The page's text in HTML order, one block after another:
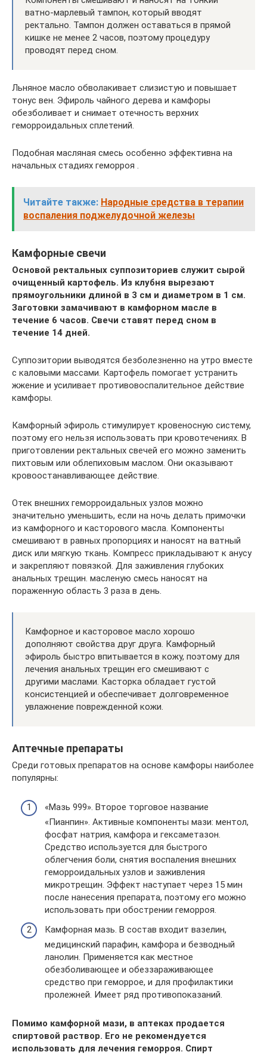
ватно-марлевый тампон, который вводят
ректально. Тампон должен оставаться в прямой
кишке не менее 2 часов, поэтому процедуру
проводят перед сном.
Льняное масло обволакивает слизистую и повышает
тонус вен. Эфироль чайного дерева и камфоры
обезболивает и снимает отечность верхних
геморроидальных сплетений.
Подобная масляная смесь особенно эффективна на
начальных стадиях геморроя .
Читайте также: Народные средства в терапии
воспаления поджелудочной железы
Камфорные свечи
Основой ректальных суппозиториев служит сырой
очищенный картофель. Из клубня вырезают
прямоугольники длиной в 3 см и диаметром в 1 см.
Заготовки замачивают в камфорном масле в
течение 6 часов. Свечи ставят перед сном в
течение 14 дней.
Суппозитории выводятся безболезненно на утро вместе
с каловыми массами. Картофель помогает устранить
жжение и усиливает противовоспалительное действие
камфоры.
Камфорный эфироль стимулирует кровеносную систему,
поэтому его нельзя использовать при кровотечениях. В
приготовлении ректальных свечей его можно заменить
пихтовым или облепиховым маслом. Они оказывают
кровоостанавливающее действие.
Отек внешних геморроидальных узлов можно
значительно уменьшить, если на ночь делать примочки
из камфорного и касторового масла. Компоненты
смешивают в равных пропорциях и наносят на ватный
диск или мягкую ткань. Компресс прикладывают к анусу
и закрепляют повязкой. Для заживления глубоких
анальных трещин. масленую смесь наносят на
пораженную область 3 раза в день.
Камфорное и касторовое масло хорошо
дополняют свойства друг друга. Камфорный
эфироль быстро впитывается в кожу, поэтому для
лечения анальных трещин его смешивают с
другими маслами. Касторка обладает густой
консистенцией и обеспечивает долговременное
увлажнение поврежденной кожи.
Аптечные препараты
Среди готовых препаратов на основе камфоры наиболее
популярны:
«Мазь 999». Второе торговое название
«Пианпин». Активные компоненты мази: ментол,
фосфат натрия, камфора и гексаметазон.
Средство используется для быстрого
облегчения боли, снятия воспаления внешних
геморроидальных узлов и заживления
микротрещин. Эффект наступает через 15 мин
после нанесения препарата, поэтому его можно
использовать при обострении геморроя.
Камфорная мазь. В состав входит вазелин,
медицинский парафин, камфора и безводный
ланолин. Применяется как местное
обезболивающее и обеззараживающее
средство при геморрое, и для профилактики
пролежней. Имеет ряд противопоказаний.
Помимо камфорной мази, в аптеках продается
спиртовой раствор. Его не рекомендуется
использовать для лечения геморроя. Спирт